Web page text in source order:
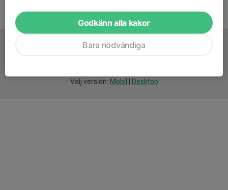
Välj version: Mobil Desktop
Godkänn alla kakor
Bara nödvändiga